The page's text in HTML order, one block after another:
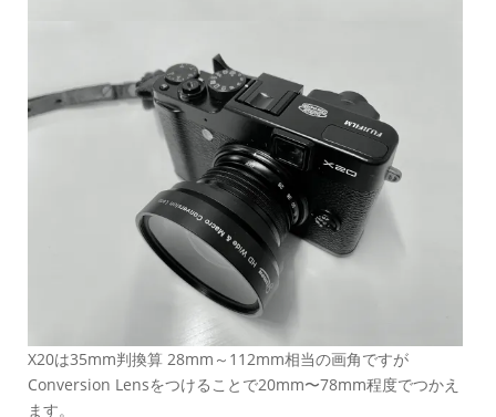
X20は35mm判換算 28mm～112mm相当の画角ですが
Conversion Lensをつけることで20mm〜78mm程度でつかえ
ます。